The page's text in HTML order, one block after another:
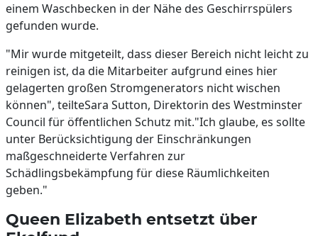
einem Waschbecken in der Nähe des Geschirrspülers
gefunden wurde.
"Mir wurde mitgeteilt, dass dieser Bereich nicht leicht zu
reinigen ist, da die Mitarbeiter aufgrund eines hier
gelagerten großen Stromgenerators nicht wischen
können", teilteSara Sutton, Direktorin des Westminster
Council für öffentlichen Schutz mit."Ich glaube, es sollte
unter Berücksichtigung der Einschränkungen
maßgeschneiderte Verfahren zur
Schädlingsbekämpfung für diese Räumlichkeiten
geben."
Queen Elizabeth entsetzt über